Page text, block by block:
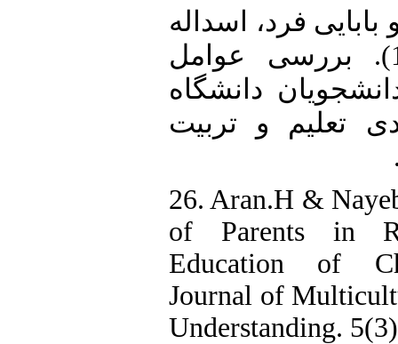
فرد، اسداله
و کیانی، اعظم.(1397). بررسی عوامل
دانشگاه
تعلیم و تربیت
26. Aran.H &
of Parents in
Education of
Journal of
Understanding.